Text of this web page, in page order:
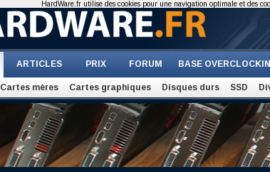
ARTICLES PRIX FORUM BASE
Cartes mères Cartes graphiques Disques durs SSD
HardWare.fr utilise des cookies pour une navigation optimale et des